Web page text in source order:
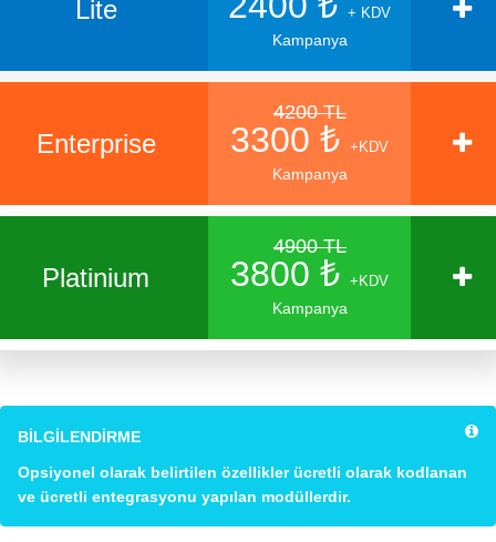
Lite + KDV
Kampanya
Enterprise
4200 TL
3300 ₺+KDV
Kampanya
Platinium
4900 TL
3800 ₺+KDV
Kampanya
BİLGİLENDİRME
Opsiyonel olarak belirtilen özellikler ücretli olarak kodlanan
ve ücretli entegrasyonu yapılan modüllerdir.